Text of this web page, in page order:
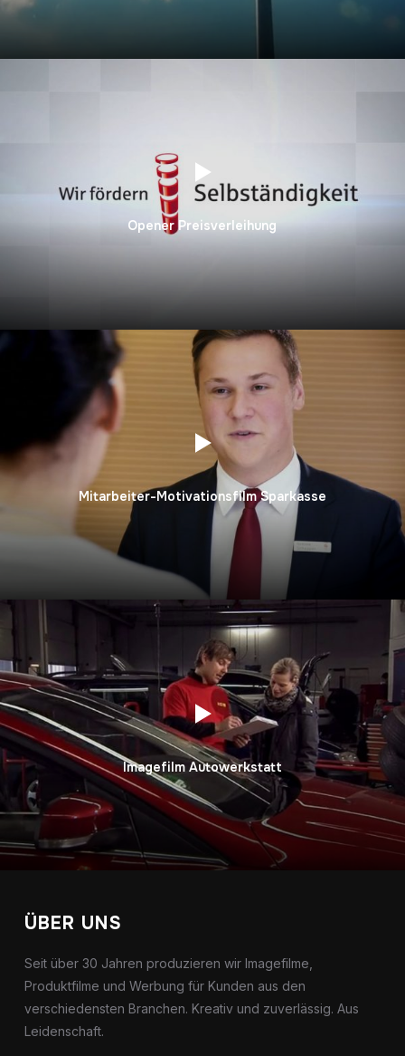
Opener Preisverleihung
Mitarbeiter-Motivationsfilm Sparkasse
Imagefilm Autowerkstatt
ÜBER UNS
Seit über 30 Jahren produzieren wir Imagefilme,
Produktfilme und Werbung für Kunden aus den
verschiedensten Branchen. Kreativ und zuverlässig. Aus
Leidenschaft.